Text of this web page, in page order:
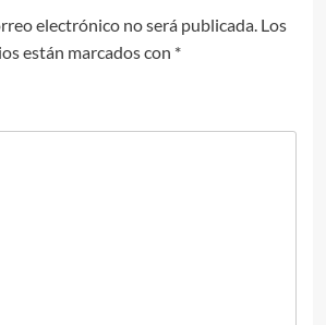
electrónico no será publicada. Los
están marcados con *